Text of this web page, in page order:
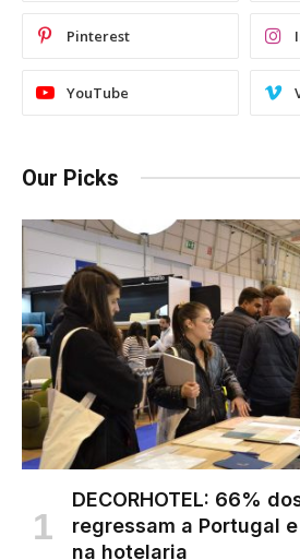
Pinterest
YouTube
Our Picks
DECORHOTEL: 66%
regressam a Portugal
na hotelaria